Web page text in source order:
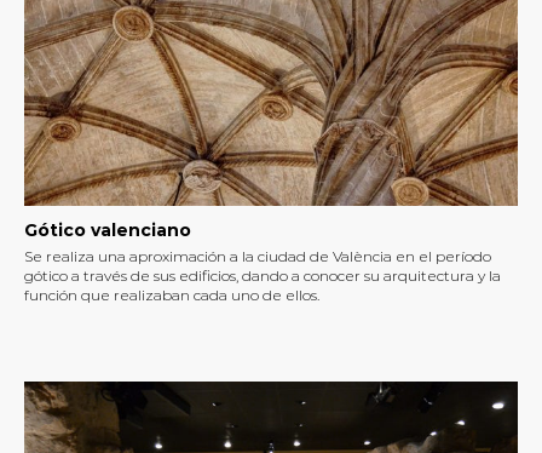
Gótico valenciano
Se realiza una aproximación a la ciudad de València en el período
gótico a través de sus edificios, dando a conocer su arquitectura y la
función que realizaban cada uno de ellos.